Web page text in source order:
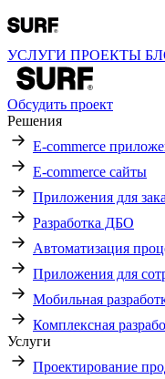
УСЛУГИ ПРОЕКТЫ
Обсудить проект
Решения
E-commerce
E-commerce сайты
Приложения для
Разработка ДБО
Автоматизация
Приложения для
Мобильная
Комплексная
Услуги
Проектирование